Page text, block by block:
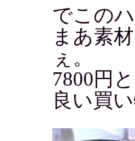
でこの
まあ素
ぇ。
7800円
良い買